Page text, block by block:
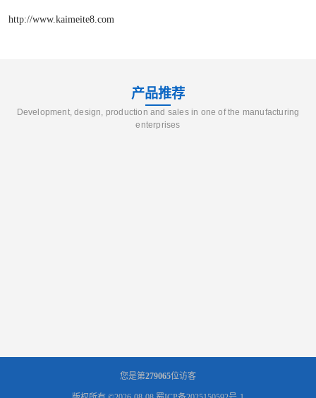
http://www.kaimeite8.com
产品推荐
Development, design, production and sales in one of the manufacturing
enterprises
您是第279065位访客